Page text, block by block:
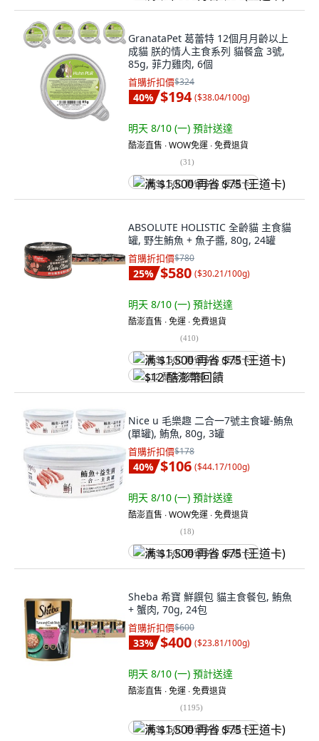
GranataPet 葛蕾特 12個月月齡以上
成貓 朕的情人主食系列 貓餐盒 3號,
85g, 菲力雞肉, 6個
首購折扣價$324
40% $194 ($38.04/100g)
明天 8/10 (一) 預計送達
酷澎直售 ∙ WOW免運 ∙ 免費退貨
(31)
满 $1,500 再省 $75 (王道卡)
ABSOLUTE HOLISTIC 全齡貓 主食貓
罐, 野生鮪魚 + 魚子醬, 80g, 24罐
首購折扣價$780
25% $580 ($30.21/100g)
明天 8/10 (一) 預計送達
酷澎直售 ∙ 免運 ∙ 免費退貨
(410)
满 $1,500 再省 $75 (王道卡)
$12 酷澎幣回饋
Nice u 毛樂趣 二合一7號主食罐-鮪魚
(單罐), 鮪魚, 80g, 3罐
首購折扣價$178
40% $106 ($44.17/100g)
明天 8/10 (一) 預計送達
酷澎直售 ∙ WOW免運 ∙ 免費退貨
(18)
满 $1,500 再省 $75 (王道卡)
Sheba 希寶 鮮饌包 貓主食餐包, 鮪魚
+ 蟹肉, 70g, 24包
首購折扣價$600
33% $400 ($23.81/100g)
明天 8/10 (一) 預計送達
酷澎直售 ∙ 免運 ∙ 免費退貨
(1195)
满 $1,500 再省 $75 (王道卡)